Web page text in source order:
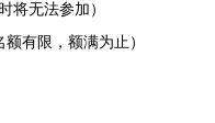
将无法参加）
有限，额满为止）